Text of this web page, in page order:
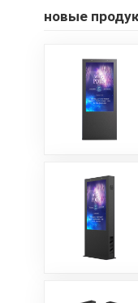
новые